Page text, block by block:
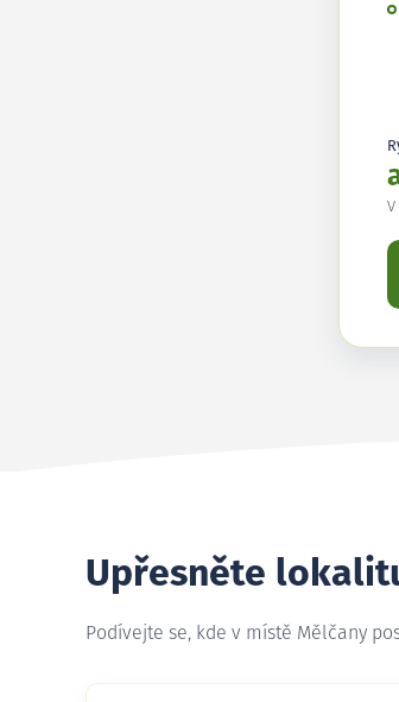
Upřesněte
Podívejte se, kde v místě Mělčany